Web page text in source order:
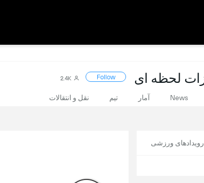
Follow
2.4K
News آمار تیم نقل و انتقالات
رویدادهای ورزشی